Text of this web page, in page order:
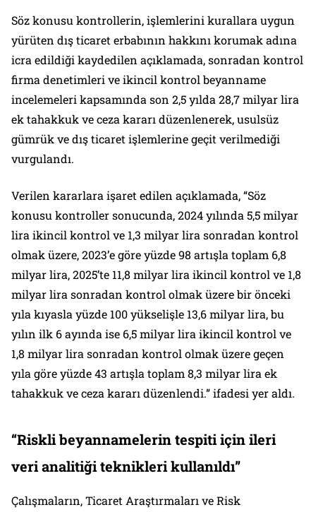
Söz konusu kontrollerin, işlemlerini kurallara uygun
yürüten dış ticaret erbabının hakkını korumak adına
icra edildiği kaydedilen açıklamada, sonradan kontrol
firma denetimleri ve ikincil kontrol beyanname
incelemeleri kapsamında son 2,5 yılda 28,7 milyar lira
ek tahakkuk ve ceza kararı düzenlenerek, usulsüz
gümrük ve dış ticaret işlemlerine geçit verilmediği
vurgulandı.
Verilen kararlara işaret edilen açıklamada, “Söz
konusu kontroller sonucunda, 2024 yılında 5,5 milyar
lira ikincil kontrol ve 1,3 milyar lira sonradan kontrol
olmak üzere, 2023’e göre yüzde 98 artışla toplam 6,8
milyar lira, 2025’te 11,8 milyar lira ikincil kontrol ve 1,8
milyar lira sonradan kontrol olmak üzere bir önceki
yıla kıyasla yüzde 100 yükselişle 13,6 milyar lira, bu
yılın ilk 6 ayında ise 6,5 milyar lira ikincil kontrol ve
1,8 milyar lira sonradan kontrol olmak üzere geçen
yıla göre yüzde 43 artışla toplam 8,3 milyar lira ek
tahakkuk ve ceza kararı düzenlendi.” ifadesi yer aldı.
“Riskli beyannamelerin tespiti için ileri
veri analitiği teknikleri kullanıldı”
Çalışmaların, Ticaret Araştırmaları ve Risk